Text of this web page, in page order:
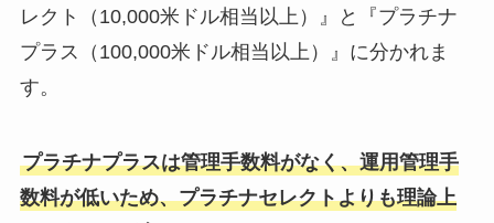
レクト（10,000米ドル相当以上）』と『プラチナ
プラス（100,000米ドル相当以上）』に分かれま
す。
プラチナプラスは管理手数料がなく、運用管理手
数料が低いため、プラチナセレクトよりも理論上